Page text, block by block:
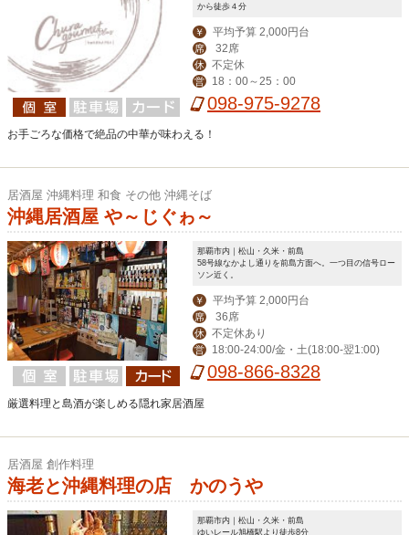
から徒歩４分
￥ 平均予算 2,000円台
席 32席
休 不定休
営 18：00～25：00
098-975-9278
お手ごろな価格で絶品の中華が味わえる！
居酒屋 沖縄料理 和食 その他 沖縄そば
沖縄居酒屋 や～じぐゎ～
那覇市内｜松山・久米・前島
58号線なかよし通りを前島方面へ。一つ目の信号ロー
ソン近く。
￥ 平均予算 2,000円台
席 36席
休 不定休あり
営 18:00-24:00/金・土(18:00-翌1:00)
098-866-8328
厳選料理と島酒が楽しめる隠れ家居酒屋
居酒屋 創作料理
海老と沖縄料理の店 かのうや
那覇市内｜松山・久米・前島
ゆいレール旭橋駅より徒歩8分